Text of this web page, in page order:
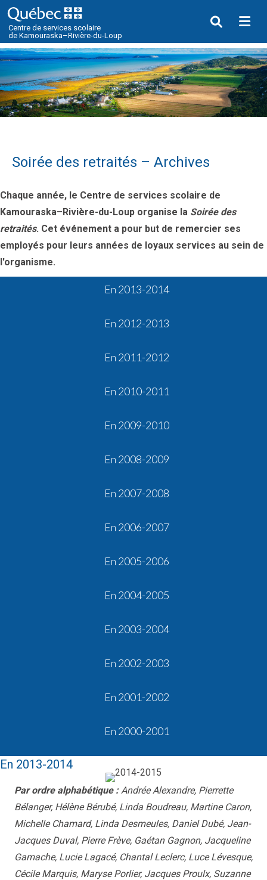
Soirée des retraités – Archives
Chaque année, le Centre de services scolaire de
Kamouraska–Rivière-du-Loup organise la Soirée des
retraités. Cet événement a pour but de remercier ses
employés pour leurs années de loyaux services au sein de
l'organisme.
En 2013-2014
En 2012-2013
En 2011-2012
En 2010-2011
En 2009-2010
En 2008-2009
En 2007-2008
En 2006-2007
En 2005-2006
En 2004-2005
En 2003-2004
En 2002-2003
En 2001-2002
En 2000-2001
En 2013-2014
Par ordre alphabétique :Andrée Alexandre, Pierrette
Bélanger, Hélène Bérubé, Linda Boudreau, Martine Caron,
Michelle Chamard, Linda Desmeules, Daniel Dubé, Jean-
Jacques Duval, Pierre Frève, Gaétan Gagnon, Jacqueline
Gamache, Lucie Lagacé, Chantal Leclerc, Luce Lévesque,
Cécile Marquis, Maryse Porlier, Jacques Proulx, Suzanne
Centre de services scolaire
de Kamouraska–Rivière-du-Loup